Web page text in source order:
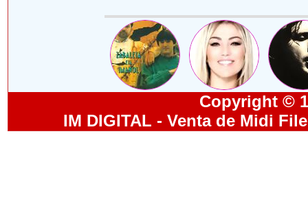
Copyright ©
IM DIGITAL - Venta de Midi